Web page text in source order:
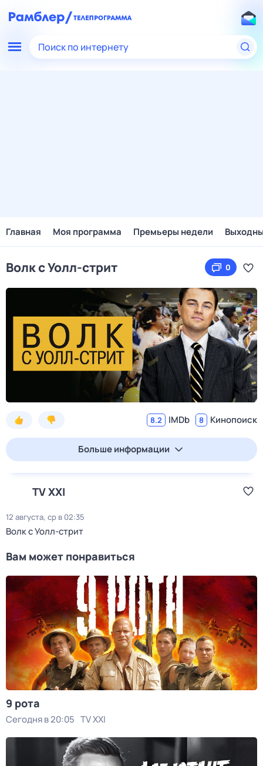
Поиск по интернету
Главная Моя программа Премьеры недели
Волк с Уолл-стрит 0
8.2 IMDb 8 Кинопоиск
Больше информации
TV XXI
12 августа, ср в 02:35
Волк с Уолл-стрит
Вам может понравиться
9 рота
Сегодня в 20:05 TV XXI